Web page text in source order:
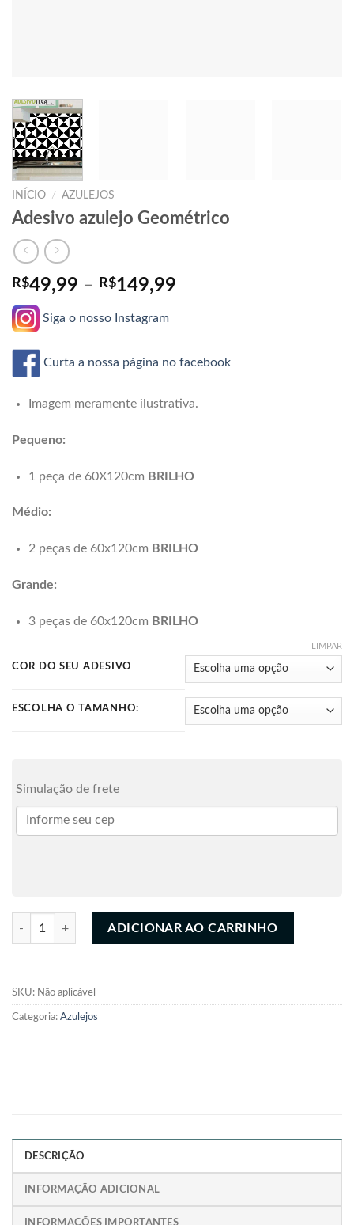
INÍCIO / AZULEJOS
Adesivo azulejo Geométrico
R$49,99 – R$149,99
através
Siga o nosso Instagram
Curta a nossa página no facebook
Imagem meramente ilustrativa.
Pequeno:
1 peça de 60X120cm BRILHO
Médio:
2 peças de 60x120cm BRILHO
Grande:
3 peças de 60x120cm BRILHO
COR DO SEU ADESIVO
ESCOLHA O TAMANHO:
LIMPAR
Simulação de frete
Adesivo azulejo Geométrico quantidade
ADICIONAR AO CARRINHO
SKU: Não aplicável
Categoria: Azulejos
DESCRIÇÃO
INFORMAÇÃO ADICIONAL
INFORMAÇÕES IMPORTANTES